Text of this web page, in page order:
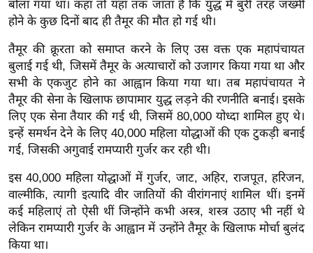
वु
ड
हॉ
ली
वु
ड
फि
ल्म
मी
क्षा
B
r
बोला गया था। कहा तो यहां तक जाता है कि युद्ध में बुरी तरह जख्मी
होने के कुछ दिनों बाद ही तैमूर की मौत हो गई थी।
तैमूर की क्रूरता को समाप्त करने के लिए उस वक्त एक महापंचायत
बुलाई गई थी, जिसमें तैमूर के अत्याचारों को उजागर किया गया था और
सभी के एकजुट होने का आह्वान किया गया था। तब महापंचायत ने
तैमूर की सेना के खिलाफ छापामार युद्ध लड़ने की रणनीति बनाई। इसके
लिए एक सेना तैयार की गई थी, जिसमें 80,000 योध्दा शामिल हुए थे।
इन्हें समर्थन देने के लिए 40,000 महिला योद्धाओं की एक टुकड़ी बनाई
गई, जिसकी अगुवाई रामप्यारी गुर्जर कर रही थी।
इस 40,000 महिला योद्धाओं में गुर्जर, जाट, अहिर, राजपूत, हरिजन,
वाल्मीकि, त्यागी इत्यादि वीर जातियों की वीरांगनाएं शामिल थीं। इनमें
कई महिलाएं तो ऐसी थीं जिन्होंने कभी अस्त्र, शस्त्र उठाए भी नहीं थे
लेकिन रामप्यारी गुर्जर के आह्वान में उन्होंने तैमूर के खिलाफ मोर्चा बुलंद
किया था।